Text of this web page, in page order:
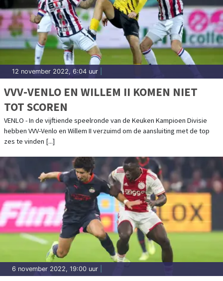
12 november 2022, 6:04 uur
VVV-VENLO EN WILLEM II KOMEN NIET
TOT SCOREN
VENLO - In de vijftiende speelronde van de Keuken Kampioen Divisie
hebben VVV-Venlo en Willem II verzuimd om de aansluiting met de top
zes te vinden [...]
6 november 2022, 19:00 uur